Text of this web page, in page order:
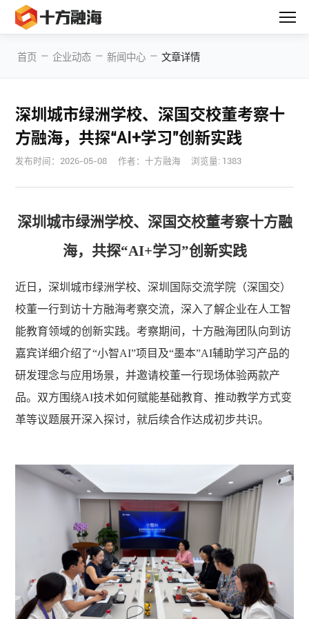
首页 — 企业动态 — 新闻中心 — 文章详情
深圳城市绿洲学校、深国交校董考察十
方融海，共探“AI+学习”创新实践
发布时间： 2026-05-08 作者：十方融海 浏览量: 1383
深圳城市绿洲学校、深国交校董考察十方融
海，共探“AI+学习”创新实践
近日，深圳城市绿洲学校、深圳国际交流学院（深国交）
校董一行到访十方融海考察交流，深入了解企业在人工智
能教育领域的创新实践。考察期间，十方融海团队向到访
嘉宾详细介绍了“小智AI”项 目及“墨本”AI辅助学习产品的
研发理念与应用场景，并邀请校董一行现场体验两款产
品。双方围绕AI技术如何赋能基础教育、推动教学方式变
革等议题展开深入探讨，就后续合作达成初步共识。